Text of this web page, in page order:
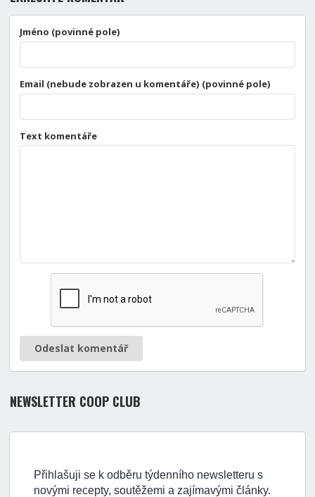
Jméno (povinné pole)
Email (nebude zobrazen u komentáře) (povinné pole)
Text komentáře
Odeslat komentář
NEWSLETTER COOP CLUB